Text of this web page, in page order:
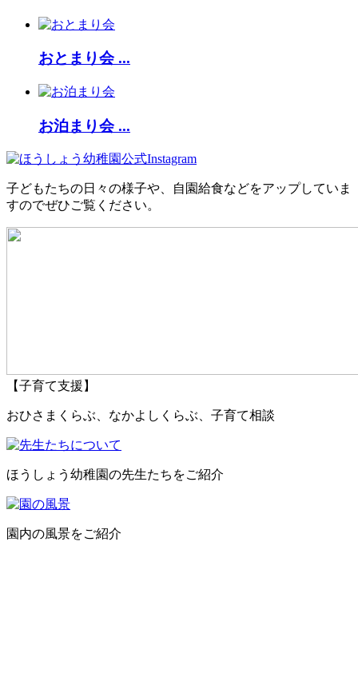
おとまり会 ...
お泊まり会 ...
子どもたちの日々の様子や、自園給食などをアップしていま
すのでぜひご覧ください。
【子育て支援】
おひさまくらぶ、なかよしくらぶ、子育て相談
ほうしょう幼稚園の先生たちをご紹介
園内の風景をご紹介